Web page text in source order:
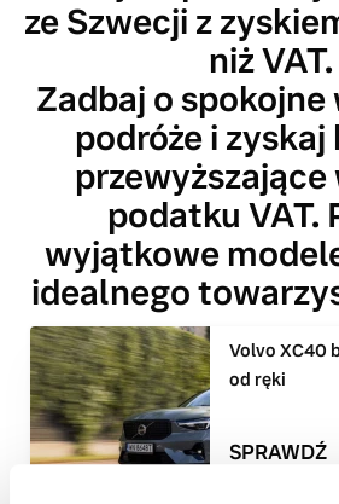
ze Szwecji z
niż VAT.
Zadbaj o
podróże i zyskaj
podatku VAT.
wyjątkowe
idealnego
Volvo XC40
od ręki
SPRAWDŹ